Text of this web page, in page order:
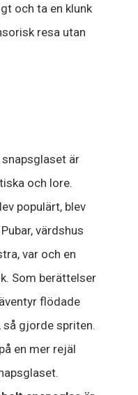
och ta en klunk
resa utan
är
och lore.
populärt, blev
värdshus
var och en
Som berättelser
flödade
gjorde spriten.
en mer rejäl